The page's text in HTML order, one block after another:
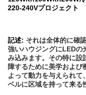
220-240Vプロジェクト
記述: それは全体的に確
強いハウジングにLEDの
み込みます。その特に設
障するために美学およ
よって動力を与えられて
ベルに区域を持って来る